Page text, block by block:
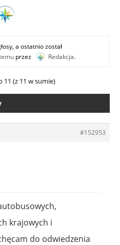
a ostatnio został
przez Redakcja.
11 (z 11 w sumie)
#152953
krajowych i
do odwiedzenia